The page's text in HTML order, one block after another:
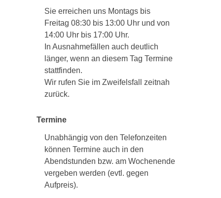
Sie erreichen uns Montags bis
Freitag 08:30 bis 13:00 Uhr und von
14:00 Uhr bis 17:00 Uhr.
In Ausnahmefällen auch deutlich
länger, wenn an diesem Tag Termine
stattfinden.
Wir rufen Sie im Zweifelsfall zeitnah
zurück.
Termine
Unabhängig von den Telefonzeiten
können Termine auch in den
Abendstunden bzw. am Wochenende
vergeben werden (evtl. gegen
Aufpreis).